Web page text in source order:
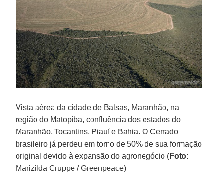
Vista aérea da cidade de Balsas, Maranhão, na
região do Matopiba, confluência dos estados do
Maranhão, Tocantins, Piauí e Bahia. O Cerrado
brasileiro já perdeu em torno de 50% de sua formação
original devido à expansão do agronegócio (Foto:
Marizilda Cruppe / Greenpeace)